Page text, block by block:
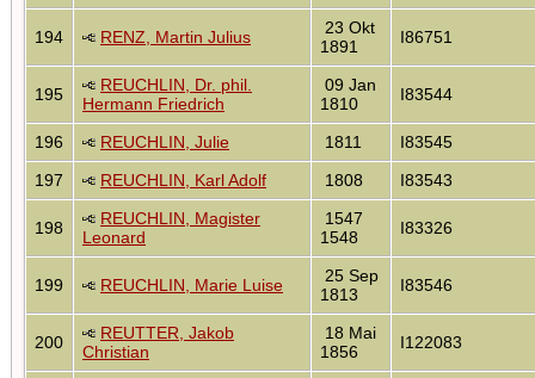
194 RENZ, Martin Julius
23 Okt
1891
I86751
195
REUCHLIN, Dr. phil.
Hermann Friedrich
09 Jan
1810
I83544
196 REUCHLIN, Julie 1811
I83545
197
REUCHLIN, Karl Adolf 1808 I83543
198
REUCHLIN, Magister
Leonard
1547
1548
I83326
199 REUCHLIN, Marie Luise
25 Sep
1813
I83546
200
REUTTER, Jakob
Christian
18 Mai
1856
I122083